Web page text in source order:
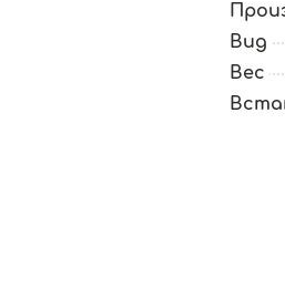
Вид
Вес